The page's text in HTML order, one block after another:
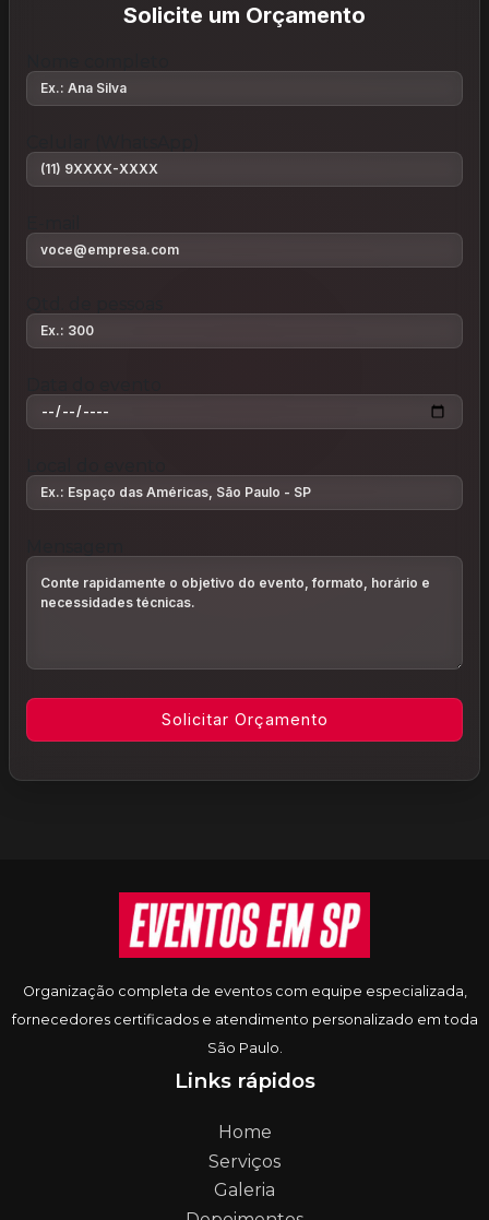
Solicite um Orçamento
Informações do rodapé
Organização completa de eventos com equipe especializada,
fornecedores certificados e atendimento personalizado em toda
São Paulo.
Links rápidos
Home
Serviços
Galeria